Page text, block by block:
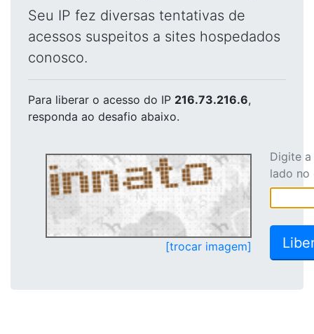
Seu IP fez diversas tentativas de
acessos suspeitos a sites hospedados
conosco.
Para liberar o acesso do IP 216.73.216.6,
responda ao desafio abaixo.
[trocar imagem]
Digite
lado no